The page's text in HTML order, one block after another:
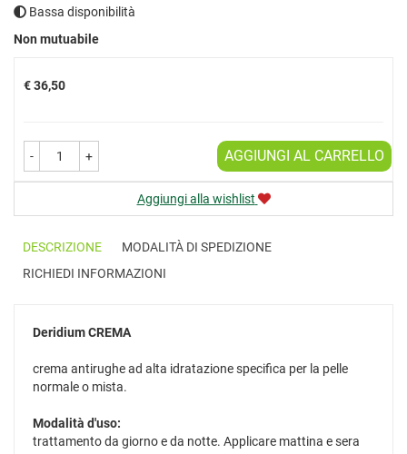
Bassa disponibilità
Non mutuabile
Prezzo
€ 36,50
- + AGGIUNGI AL CARRELLO
Aggiungi alla wishlist
DESCRIZIONE
MODALITÀ DI SPEDIZIONE
RICHIEDI INFORMAZIONI
DeridiumCREMA
crema antirughe ad alta idratazione specifica per la pelle
normale o mista.
Modalità d'uso:
trattamento da giorno e da notte. Applicare mattina e sera